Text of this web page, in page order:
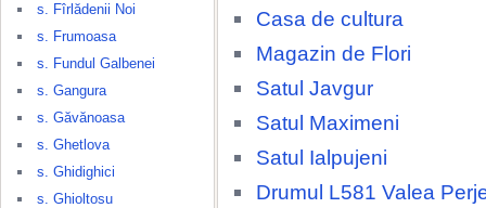
s. Fîrlădenii Noi
s. Frumoasa
s. Fundul Galbenei
s. Gangura
s. Găvănoasa
s. Ghetlova
s. Ghidighici
s. Ghioltosu
Casa de cultura
Magazin de Flori
Satul Javgur
Satul Maximeni
Satul Ialpujeni
Drumul L581 Valea